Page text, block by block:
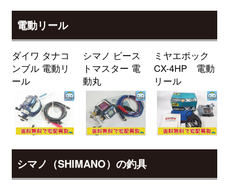
スター 1000 未使用
釣具買取クーポン
turi20260405（2026/04/30迄）
ダイワ ロッド モアザン
89M/MH・J 未使用
釣具買取クーポンg-
turi20260401（2026/04/30迄）
27,500円
2026/04/04
ダイワ ロッド 22 モアザン ブラン
ジーノ EX AGS 93L/M-S 未使用
釣具買取クーポン
g-
turi20260402（2026/04/30迄）
25,000円
2026/04/04
ダイワ ロッド モアザン ブランジ
ーノ EX AGS 97ML/M 未使用
電動リール
ダイワ タナコ
ンブル 電動リ
ール
シマノ ビース
トマスター 電
動丸
ミヤエポック
CX-4HP 電動
リール
シマノ（SHIMANO）の釣具